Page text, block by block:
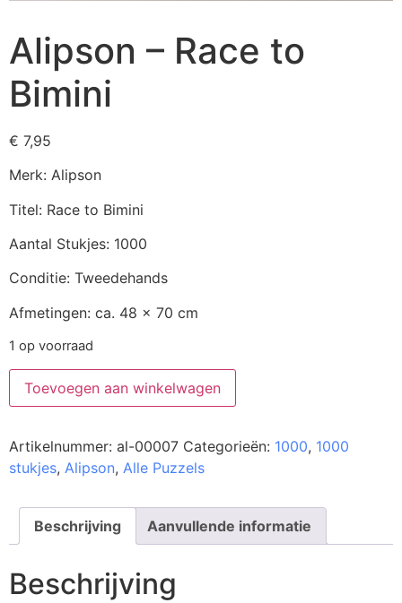
Alipson – Race to
Bimini
€ 7,95
Merk: Alipson
Titel: Race to Bimini
Aantal Stukjes: 1000
Conditie: Tweedehands
Afmetingen: ca. 48 x 70 cm
1 op voorraad
Toevoegen aan winkelwagen
Artikelnummer: al-00007 Categorieën: 1000, 1000
stukjes, Alipson, Alle Puzzels
Beschrijving Aanvullende informatie
Beschrijving